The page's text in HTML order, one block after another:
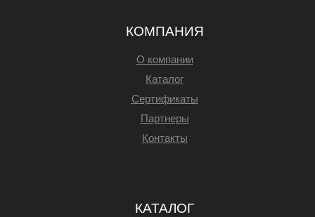
КОМПАНИЯ
О компании
Каталог
Сертификаты
Партнеры
Контакты
КАТАЛОГ